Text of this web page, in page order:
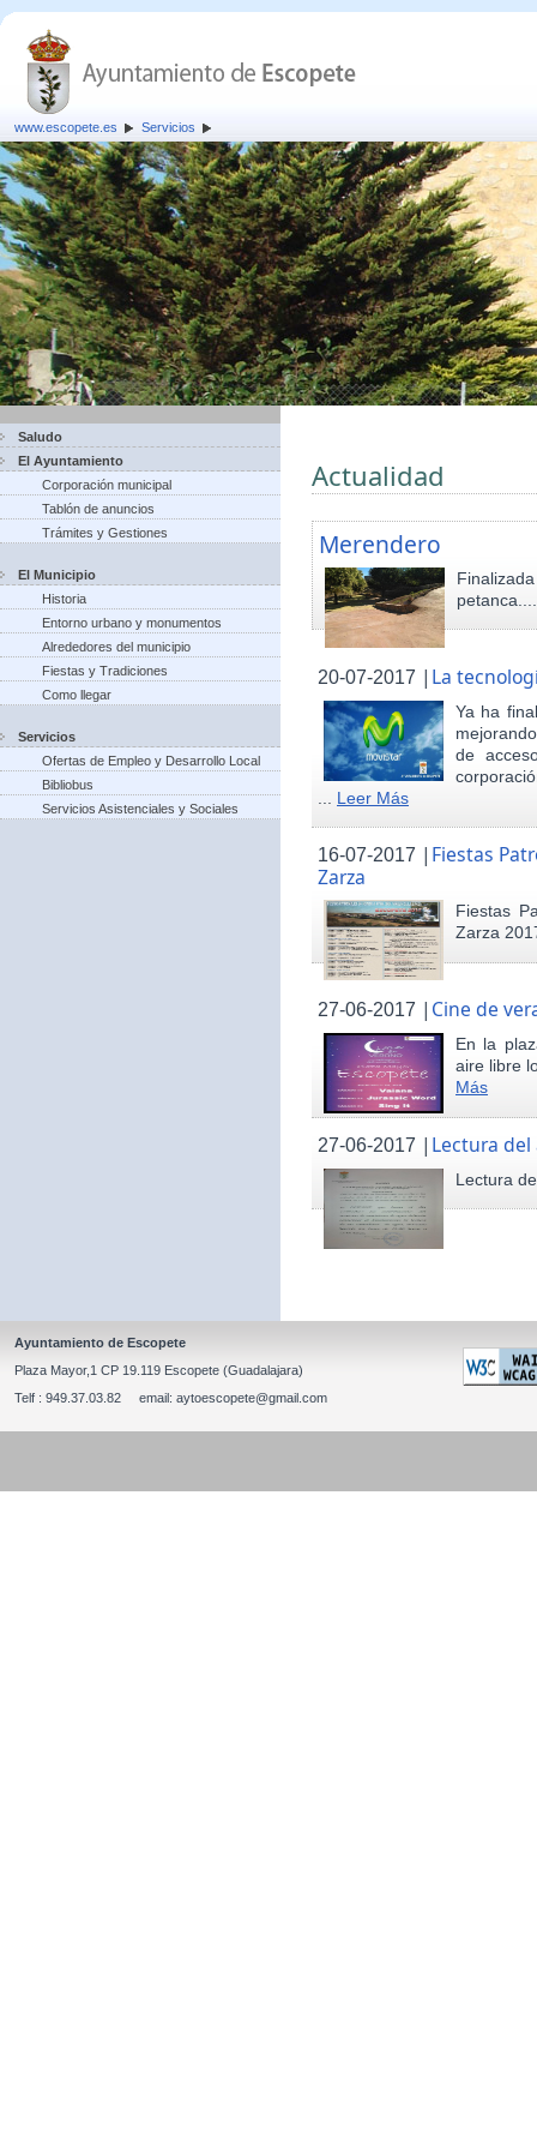
www.escopete.es Servicios
Saludo
El Ayuntamiento
Corporación municipal
Tablón de anuncios
Trámites y Gestiones
El Municipio
Historia
Entorno urbano y monumentos
Alrededores del municipio
Fiestas y Tradiciones
Como llegar
Servicios
Ofertas de Empleo y Desarrollo Local
Bibliobus
Servicios Asistenciales y Sociales
Actualidad
Merendero
20-07-2017 | La
Ya ha
de
Leer Más
16-07-2017 | Fiestas
Zarza
Fiestas
Zarza
27-06-2017 | Cine de
En la
aire libre
Más
27-06-2017 | Lectura del
Lectura
Ayuntamiento de Escopete
Plaza Mayor,1 CP 19.119 Escopete (Guadalajara)
Telf : 949.37.03.82 email: aytoescopete@gmail.com